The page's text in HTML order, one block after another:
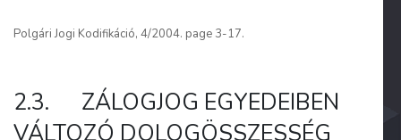
Polgári Jogi Kodifikáció, 4/2004. page 3-17.
2.3. ZÁLOGJOG EGYEDEIBEN
VÁLTOZÓ DOLOGÖSSZESSÉG